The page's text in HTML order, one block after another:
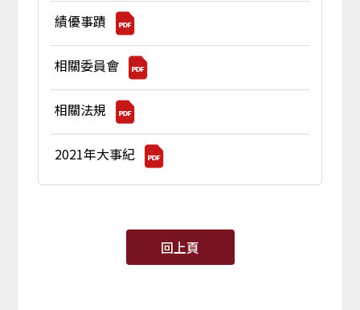
績優事蹟
相關委員會
相關法規
2021年大事紀
回上頁